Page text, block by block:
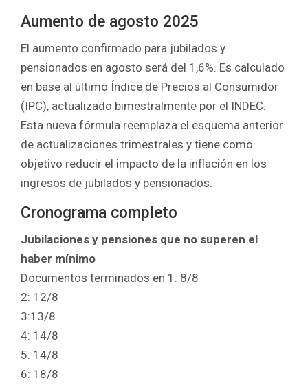
Aumento de agosto 2025
El aumento confirmado para jubilados y
pensionados en agosto será del 1,6%. Es calculado
en base al último Índice de Precios al Consumidor
(IPC), actualizado bimestralmente por el INDEC.
Esta nueva fórmula reemplaza el esquema anterior
de actualizaciones trimestrales y tiene como
objetivo reducir el impacto de la inflación en los
ingresos de jubilados y pensionados.
Cronograma completo
Jubilaciones y pensiones que no superen el
haber mínimo
Documentos terminados en 1: 8/8
2: 12/8
3:13/8
4: 14/8
5: 14/8
6: 18/8